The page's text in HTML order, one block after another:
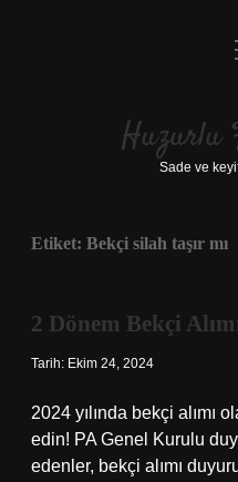
Huzurlu
Sade ve
Etiket: Bekçi silah taşır mı
2 Dönem Bekçi
Tarih: Ekim 24, 2024
2024 yılında bekçi alımı
edin! PA Genel Kurulu
edenler, bekçi alımı